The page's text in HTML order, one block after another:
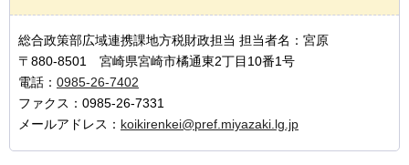
総合政策部広域連携課地方税財政担当 担当者名：宮原
〒880-8501 宮崎県宮崎市橘通東2丁目10番1号
電話： 0985-26-7402
ファクス：0985-26-7331
メールアドレス： koikirenkei@pref.miyazaki.lg.jp